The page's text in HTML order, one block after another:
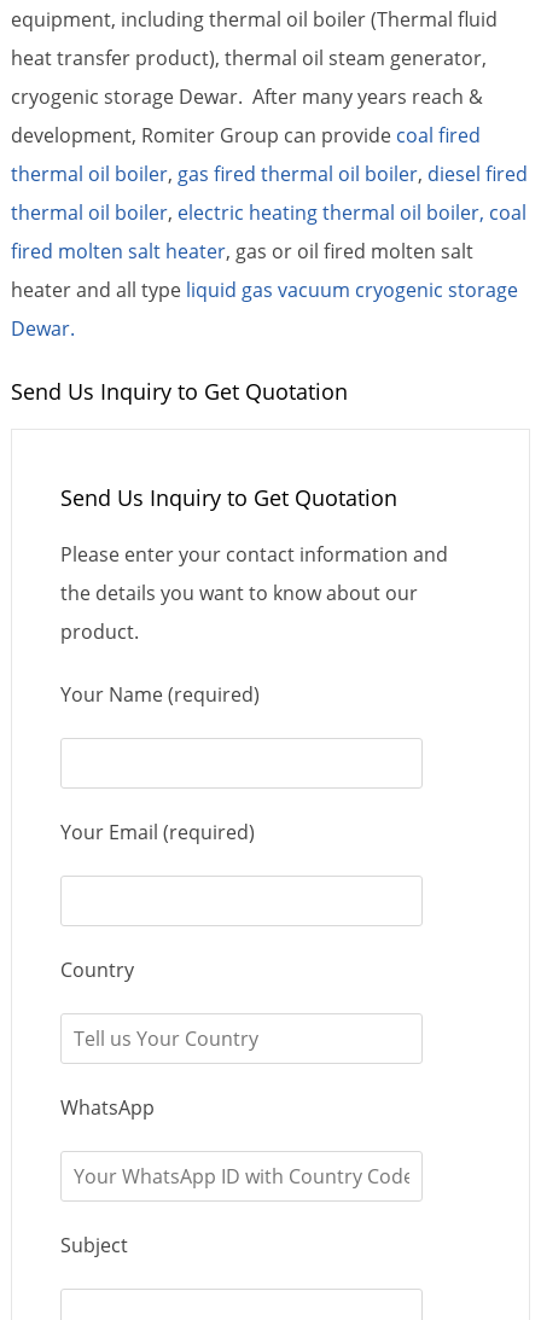
equipment, including thermal oil boiler (Thermal fluid
heat transfer product), thermal oil steam generator,
cryogenic storage Dewar. After many years reach &
development, Romiter Group can provide coal fired
thermal oil boiler, gas fired thermal oil boiler, diesel fired
thermal oil boiler, electric heating thermal oil boiler, coal
fired molten salt heater, gas or oil fired molten salt
heater and all type liquid gas vacuum cryogenic storage
Dewar.
Send Us Inquiry to Get Quotation
Send Us Inquiry to Get Quotation
Please enter your contact information and
the details you want to know about our
product.
Your Name (required)
Your Email (required)
Country
WhatsApp
Subject